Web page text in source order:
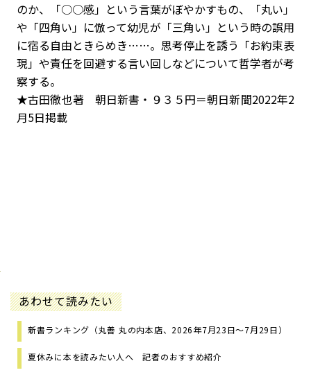
のか、「○○感」という言葉がぼやかすもの、「丸い」
や「四角い」に倣って幼児が「三角い」という時の誤用
に宿る自由ときらめき……。思考停止を誘う「お約束表
現」や責任を回避する言い回しなどについて哲学者が考
察する。
★古田徹也著 朝日新書・９３５円＝朝日新聞2022年2
月5日掲載
あわせて読みたい
新書ランキング（丸善 丸の内本店、2026年7月23日～7月29日）
夏休みに本を読みたい人へ 記者のおすすめ紹介